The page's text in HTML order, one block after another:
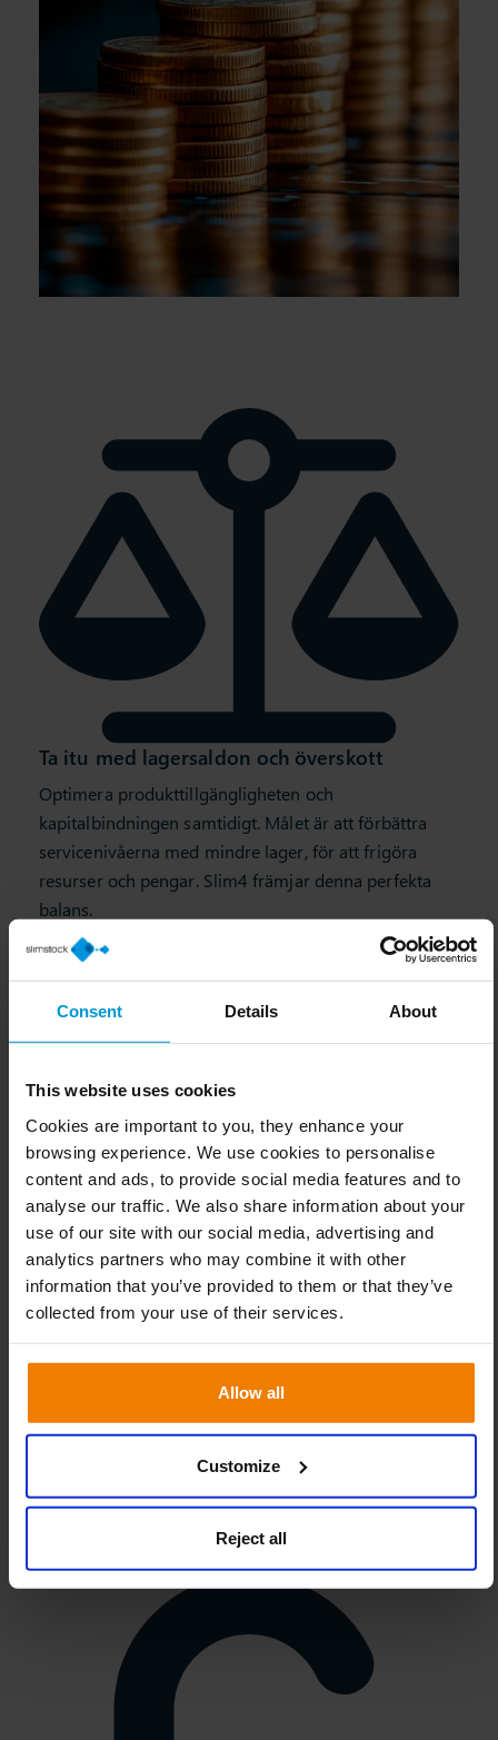
Consent Details About
This website uses cookies
Cookies are important to you, they enhance your
browsing experience. We use cookies to personalise
content and ads, to provide social media features and to
analyse our traffic. We also share information about your
use of our site with our social media, advertising and
analytics partners who may combine it with other
information that you’ve provided to them or that they’ve
collected from your use of their services.
Allow all
Customize
Reject all
Ta itu med lagersaldon och överskott
Optimera produkttillgängligheten och
kapitalbindningen samtidigt. Målet är att förbättra
servicenivåerna med mindre lager, för att frigöra
resurser och pengar. Slim4 främjar denna perfekta
balans.